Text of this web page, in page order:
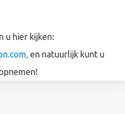
u hier kijken:
en natuurlijk kunt u